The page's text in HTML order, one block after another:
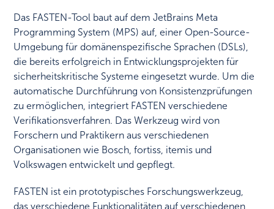
Das FASTEN-Tool baut auf dem JetBrains Meta
Programming System (MPS) auf, einer Open-Source-
Umgebung für domänenspezifische Sprachen (DSLs),
die bereits erfolgreich in Entwicklungsprojekten für
sicherheitskritische Systeme eingesetzt wurde. Um die
automatische Durchführung von Konsistenzprüfungen
zu ermöglichen, integriert FASTEN verschiedene
Verifikationsverfahren. Das Werkzeug wird von
Forschern und Praktikern aus verschiedenen
Organisationen wie Bosch, fortiss, itemis und
Volkswagen entwickelt und gepflegt.
FASTEN ist ein prototypisches Forschungswerkzeug,
das verschiedene Funktionalitäten auf verschiedenen